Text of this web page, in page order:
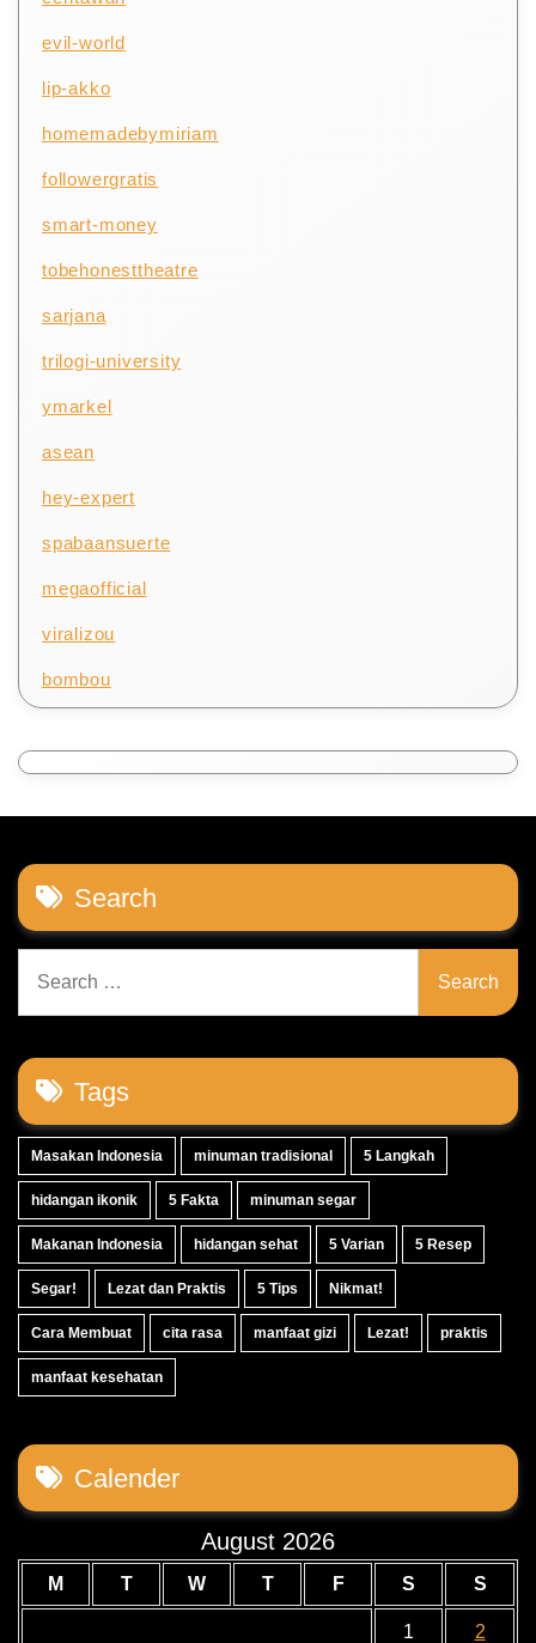
evil-world
lip-akko
homemadebymiriam
followergratis
smart-money
tobehonesttheatre
sarjana
trilogi-university
ymarkel
asean
hey-expert
spabaansuerte
megaofficial
viralizou
bombou
Search
for:
Tags
Masakan Indonesia minuman tradisional 5 Langkah
hidangan ikonik 5 Fakta minuman segar
Makanan Indonesia hidangan sehat 5 Varian 5 Resep
Segar! Lezat dan Praktis 5 Tips Nikmat!
Cara Membuat cita rasa manfaat gizi Lezat! praktis
manfaat kesehatan
Calender
August 2026
M T W T F S S
1 2